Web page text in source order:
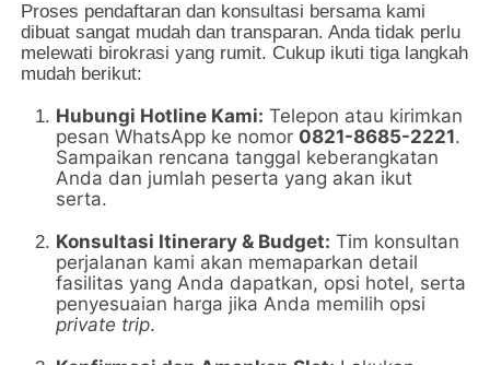
Proses pendaftaran dan konsultasi bersama kami
dibuat sangat mudah dan transparan. Anda tidak perlu
melewati birokrasi yang rumit. Cukup ikuti tiga langkah
mudah berikut:
Hubungi Hotline Kami: Telepon atau kirimkan
pesan WhatsApp ke nomor 0821-8685-2221.
Sampaikan rencana tanggal keberangkatan
Anda dan jumlah peserta yang akan ikut
serta.
Konsultasi Itinerary & Budget: Tim konsultan
perjalanan kami akan memaparkan detail
fasilitas yang Anda dapatkan, opsi hotel, serta
penyesuaian harga jika Anda memilih opsi
private trip.